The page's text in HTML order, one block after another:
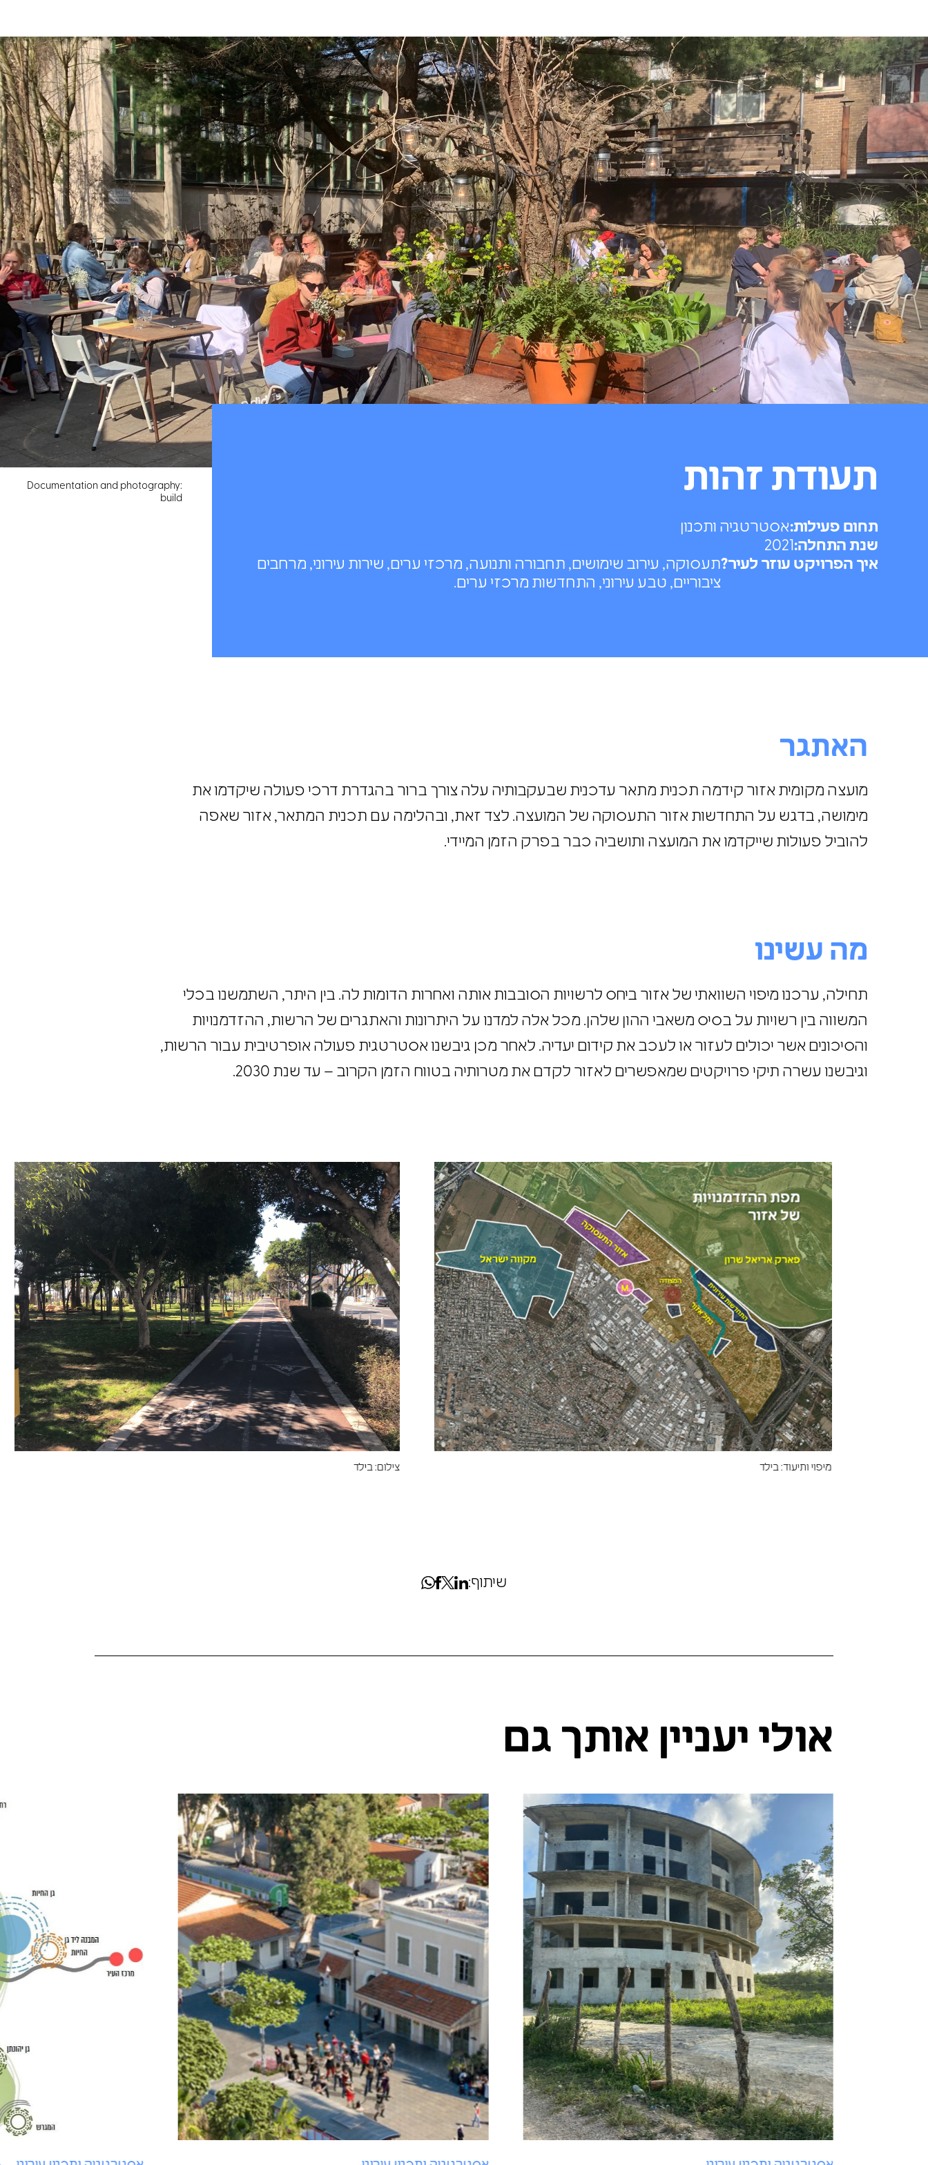
Documentation and photography:
build
תעודת זהות
תחום פעילות:אסטרטגיה ותכנון
שנת התחלה:2021
איך הפרויקט עוזר לעיר?תעסוקה, עירוב שימושים, תחבורה ותנועה, מרכזי ערים, שירות עירוני, מרחבים
ציבוריים, טבע עירוני, התחדשות מרכזי ערים.
האתגר
מועצה מקומית אזור קידמה תכנית מתאר עדכנית שבעקבותיה עלה צורך ברור בהגדרת דרכי פעולה שיקדמו את
מימושה, בדגש על התחדשות אזור התעסוקה של המועצה. לצד זאת, ובהלימה עם תכנית המתאר, אזור שאפה
להוביל פעולות שייקדמו את המועצה ותושביה כבר בפרק הזמן המיידי.
מה עשינו
תחילה, ערכנו מיפוי השוואתי של אזור ביחס לרשויות הסובבות אותה ואחרות הדומות לה. בין היתר, השתמשנו בכלי
המשווה בין רשויות על בסיס משאבי ההון שלהן. מכל אלה למדנו על היתרונות והאתגרים של הרשות, ההזדמנויות
והסיכונים אשר יכולים לעזור או לעכב את קידום יעדיה. לאחר מכן גיבשנו אסטרטגית פעולה אופרטיבית עבור הרשות,
וגיבשנו עשרה תיקי פרויקטים שמאפשרים לאזור לקדם את מטרותיה בטווח הזמן הקרוב – עד שנת 2030.
מיפוי ותיעוד: בילד צילום: בילד
שיתוף:
אולי יעניין אותך גם